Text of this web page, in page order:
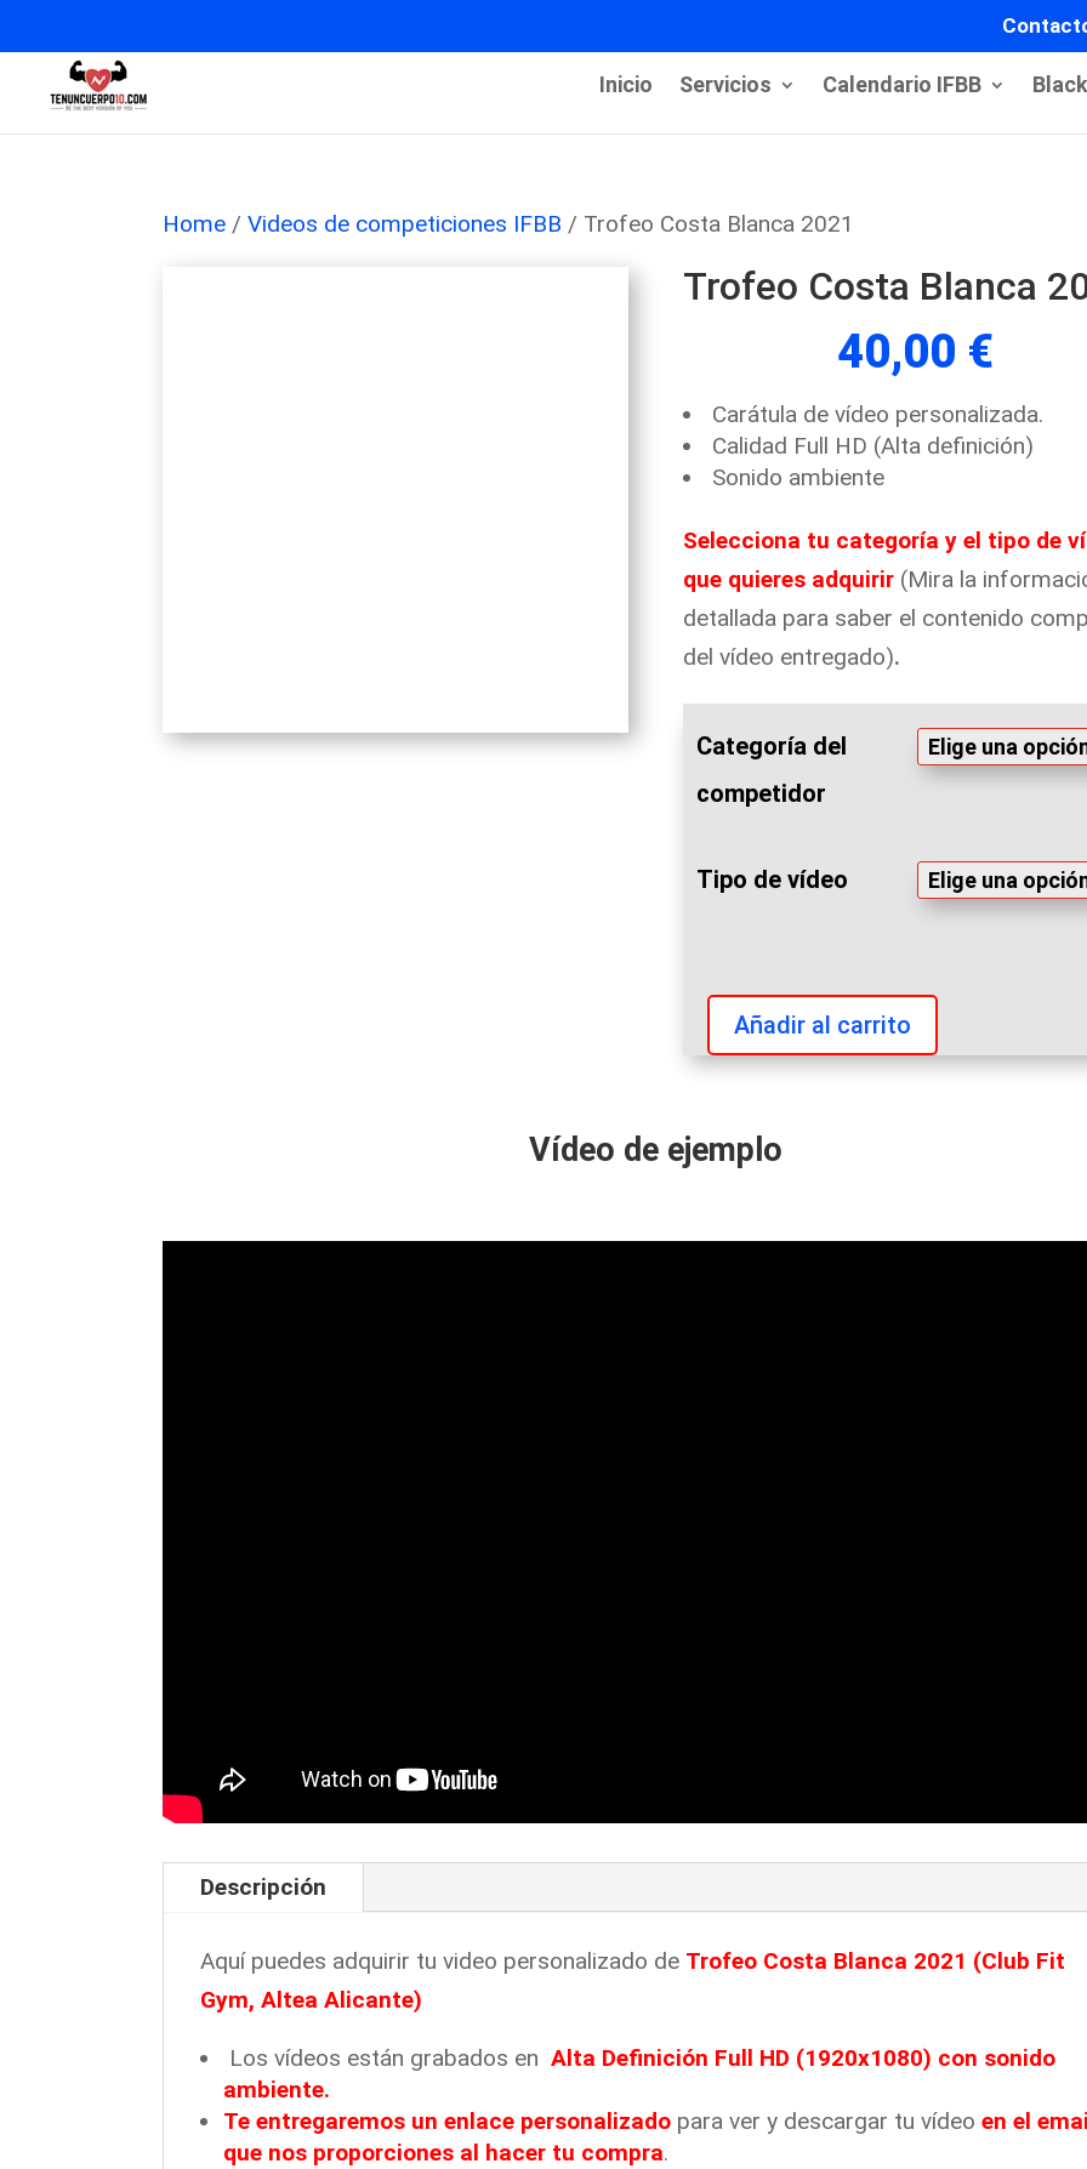
Inicio Servicios Calendario IFBB
Home /Videos de competiciones IFBB / Trofeo Costa Blanca 2021
Trofeo Costa Blanca
40,00 €
Carátula de vídeo personalizada.
Calidad Full HD (Alta definición)
Sonido ambiente
Selecciona tu categoría y el tipo de
que quieres adquirir (Mira la
detallada para saber el contenido
del vídeo entregado).
Categoría del
competidor
Tipo de vídeo
Trofeo
2021
Añadir al carrito
Vídeo de ejemplo
Descripción
Aquí puedes adquirir tu video personalizado de Trofeo Costa Blanca 2021 (Club Fit
Gym, Altea Alicante)
Los vídeos están grabados en Alta Definición Full HD (1920x1080) con sonido
ambiente.
Te entregaremos un enlace personalizado para ver y descargar tu vídeoen el
que nos proporciones al hacer tu compra.